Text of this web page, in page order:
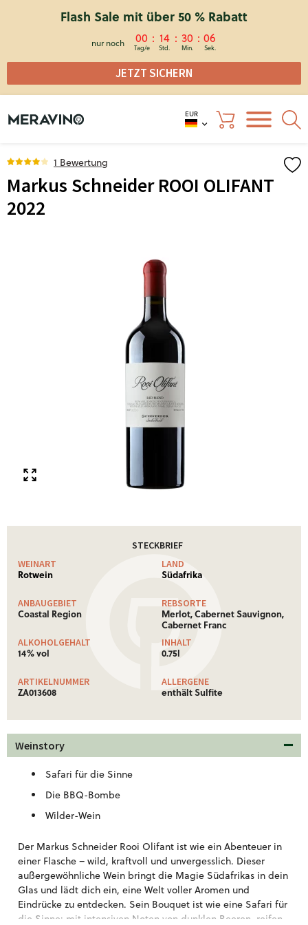
Flash Sale mit über 50 % Rabatt
nur noch 00 14 30 06
JETZT SICHERN
EUR
1 Bewertung
Markus Schneider ROOI OLIFANT
2022
STECKBRIEF
WEINART
Rotwein
LAND
Südafrika
ANBAUGEBIET
Coastal Region
REBSORTE
Merlot, Cabernet Sauvignon,
Cabernet Franc
ALKOHOLGEHALT
14% vol
INHALT
0.75l
ARTIKELNUMMER
ZA013608
ALLERGENE
enthält Sulfite
Weinstory
Safari für die Sinne
Die BBQ-Bombe
Wilder-Wein
Der Markus Schneider Rooi Olifant ist wie ein Abenteuer in
einer Flasche – wild, kraftvoll und unvergesslich. Dieser
außergewöhnliche Wein bringt die Magie Südafrikas in dein
Glas und lädt dich ein, eine Welt voller Aromen und
Eindrücke zu entdecken. Sein Bouquet ist wie eine Safari für
die Sinne: mit intensiven Noten von dunklen Beeren, reifen